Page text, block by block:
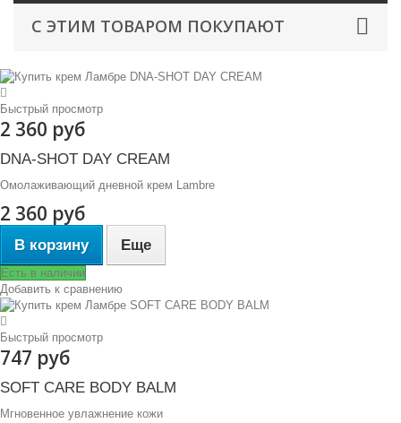
С ЭТИМ ТОВАРОМ ПОКУПАЮТ
Быстрый просмотр
2 360 руб
DNA-SHOT DAY CREAM
Омолаживающий дневной крем Lambre
2 360 руб
В корзину Еще
Есть в наличии
Добавить к сравнению
Быстрый просмотр
747 руб
SOFT CARE BODY BALM
Мгновенное увлажнение кожи